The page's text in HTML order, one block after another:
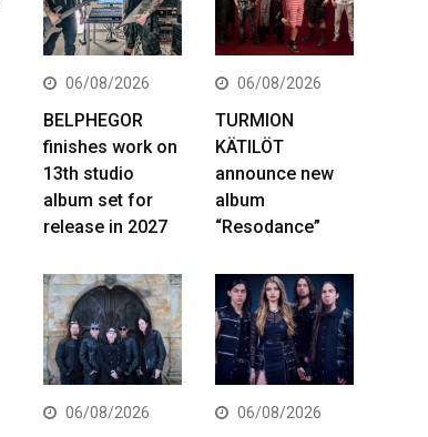
06/08/2026
BELPHEGOR
finishes work on
13th studio
album set for
release in 2027
06/08/2026
TURMION
KÄTILÖT
announce new
album
“Resodance”
06/08/2026 06/08/2026